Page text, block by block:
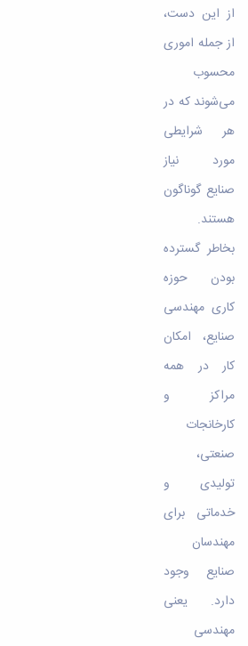
از این دست،
از جمله اموری
محسوب
می‌شوند که در
هر شرایطی
مورد نیاز
صنایع گوناگون
هستند.
بخاطر گسترده
بودن حوزه
کاری مهندسی
صنایع، امکان
کار در همه
مراکز و
کارخانجات
صنعتی،
تولیدی و
خدماتی برای
مهندسان
صنایع وجود
دارد. یعنی
مهندسی